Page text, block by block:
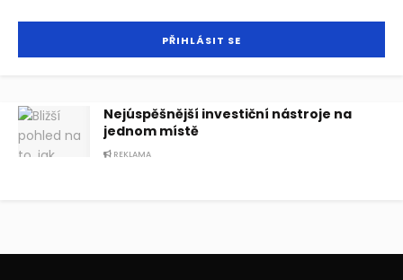
Nejúspěšnější investiční nástroje na
jednom místě
REKLAMA